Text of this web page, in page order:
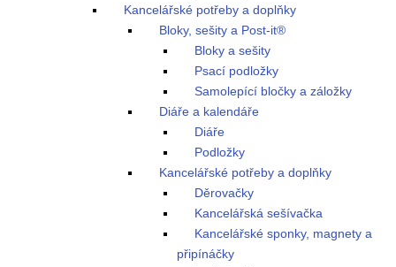
Kancelářské potřeby a doplňky
Bloky, sešity a Post-it®
Bloky a sešity
Psací podložky
Samolepící bločky a záložky
Diáře a kalendáře
Diáře
Podložky
Kancelářské potřeby a doplňky
Děrovačky
Kancelářská sešívačka
Kancelářské sponky, magnety a
připínáčky